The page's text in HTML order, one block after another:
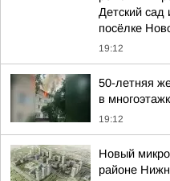
Детский сад
посёлке
19:12
50-летняя
в
19:12
Новый
районе